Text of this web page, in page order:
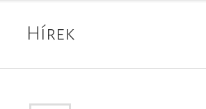
Hírek